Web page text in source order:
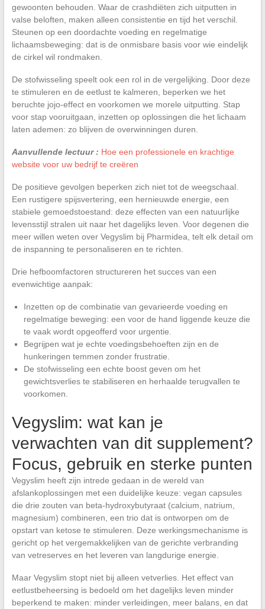
gewoonten behouden. Waar de crashdiëten zich uitputten in
valse beloften, maken alleen consistentie en tijd het verschil.
Steunen op een doordachte voeding en regelmatige
lichaamsbeweging: dat is de onmisbare basis voor wie eindelijk
de cirkel wil rondmaken.
De stofwisseling speelt ook een rol in de vergelijking. Door deze
te stimuleren en de eetlust te kalmeren, beperken we het
beruchte jojo-effect en voorkomen we morele uitputting. Stap
voor stap vooruitgaan, inzetten op oplossingen die het lichaam
laten ademen: zo blijven de overwinningen duren.
Aanvullende lectuur : Hoe een professionele en krachtige
website voor uw bedrijf te creëren
De positieve gevolgen beperken zich niet tot de weegschaal.
Een rustigere spijsvertering, een hernieuwde energie, een
stabiele gemoedstoestand: deze effecten van een natuurlijke
levensstijl stralen uit naar het dagelijks leven. Voor degenen die
meer willen weten over Vegyslim bij Pharmidea, telt elk detail om
de inspanning te personaliseren en te richten.
Drie hefboomfactoren structureren het succes van een
evenwichtige aanpak:
Inzetten op de combinatie van gevarieerde voeding en
regelmatige beweging: een voor de hand liggende keuze die
te vaak wordt opgeofferd voor urgentie.
Begrijpen wat je echte voedingsbehoeften zijn en de
hunkeringen temmen zonder frustratie.
De stofwisseling een echte boost geven om het
gewichtsverlies te stabiliseren en herhaalde terugvallen te
voorkomen.
Vegyslim: wat kan je
verwachten van dit supplement?
Focus, gebruik en sterke punten
Vegyslim heeft zijn intrede gedaan in de wereld van
afslankoplossingen met een duidelijke keuze: vegan capsules
die drie zouten van beta-hydroxybutyraat (calcium, natrium,
magnesium) combineren, een trio dat is ontworpen om de
opstart van ketose te stimuleren. Deze werkingsmechanisme is
gericht op het vergemakkelijken van de gerichte verbranding
van vetreserves en het leveren van langdurige energie.
Maar Vegyslim stopt niet bij alleen vetverlies. Het effect van
eetlustbeheersing is bedoeld om het dagelijks leven minder
beperkend te maken: minder verleidingen, meer balans, en dat